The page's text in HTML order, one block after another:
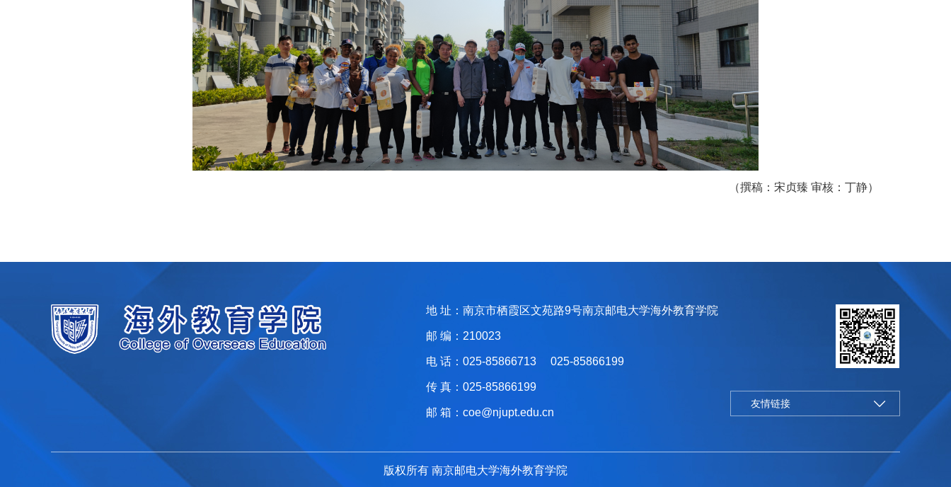
（撰稿：宋贞臻 审核：丁静）
地 址：南京市栖霞区文苑路9号南京邮电大学海外教育学院
邮 编：210023
电 话：025-85866713 025-85866199
传 真：025-85866199
邮 箱：coe@njupt.edu.cn
友情链接
版权所有 南京邮电大学海外教育学院